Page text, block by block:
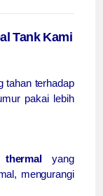
Tank Kami
tahan terhadap
pakai lebih
yang
mengurangi